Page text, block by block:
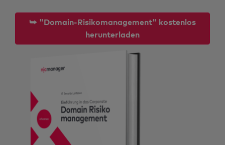
⮩ "Domain-Risikomanagement" kostenlos
herunterladen